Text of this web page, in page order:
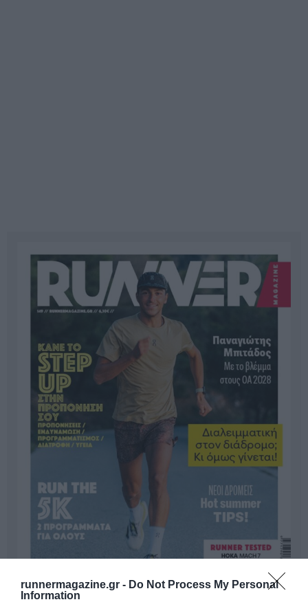
runnermagazine.gr - Do Not Process My Personal
Information